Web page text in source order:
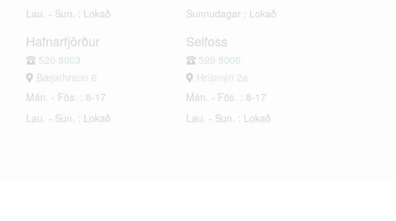
Lau. - Sun. : Lokað
Sunnudagar : Lokað
Hafnarfjörður
520 8003
Bæjarhraun 6
Mán. - Fös. : 8-17
Lau. - Sun. : Lokað
Selfoss
520 8006
Hrísmýri 2a
Mán. - Fös. : 8-17
Lau. - Sun. : Lokað